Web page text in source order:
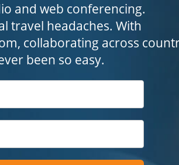
and web conferencing.
travel headaches. ​​​​​​​With
collaborating across
been so easy.